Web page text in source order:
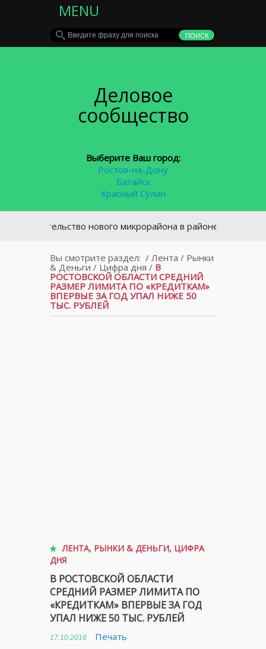
MENU
Деловое
сообщество
Выберите Ваш город:
Ростов-на-Дону
Батайск
Красный Сулин
нового микрорайона в районе площади
Вы смотрите раздел: / Лента / Рынки
& Деньги / Цифра дня / В
РОСТОВСКОЙ ОБЛАСТИ СРЕДНИЙ
РАЗМЕР ЛИМИТА ПО «КРЕДИТКАМ»
ВПЕРВЫЕ ЗА ГОД УПАЛ НИЖЕ 50
ТЫС. РУБЛЕЙ
ЛЕНТА, РЫНКИ & ДЕНЬГИ, ЦИФРА
ДНЯ
В РОСТОВСКОЙ ОБЛАСТИ
СРЕДНИЙ РАЗМЕР ЛИМИТА ПО
«КРЕДИТКАМ» ВПЕРВЫЕ ЗА ГОД
УПАЛ НИЖЕ 50 ТЫС. РУБЛЕЙ
17.10.2016
Печать